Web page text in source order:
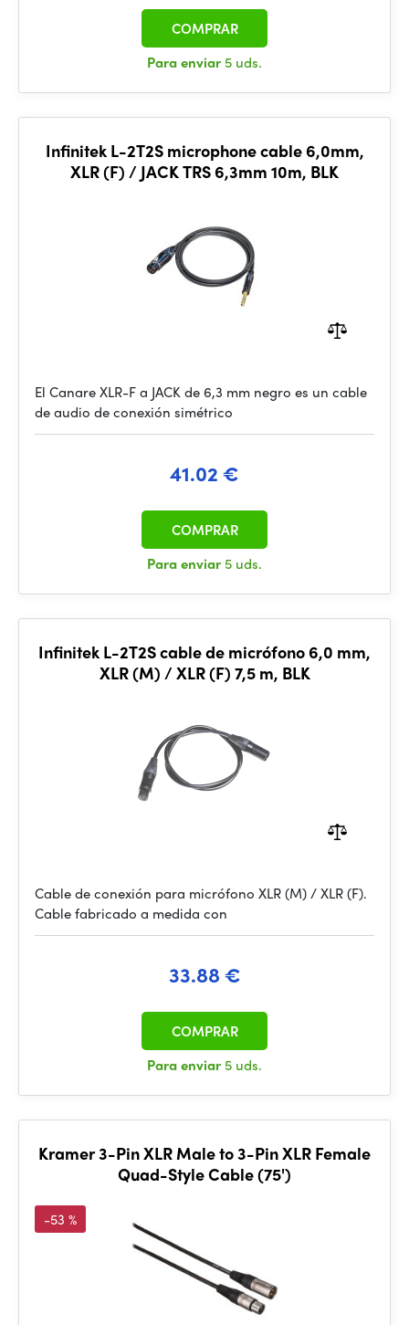
Para enviar 5 uds.
COMPRAR
Infinitek L-2T2S microphone cable 6,0mm,
XLR (F) / JACK TRS 6,3mm 10m, BLK
El Canare XLR-F a JACK de 6,3 mm negro es un cable
de audio de conexión simétrico
41.02 €
Para enviar 5 uds.
COMPRAR
Infinitek L-2T2S cable de micrófono 6,0 mm,
XLR (M) / XLR (F) 7,5 m, BLK
Cable de conexión para micrófono XLR (M) / XLR (F).
Cable fabricado a medida con
33.88 €
Para enviar 5 uds.
COMPRAR
Kramer 3-Pin XLR Male to 3-Pin XLR Female
Quad-Style Cable (75')
-53 %